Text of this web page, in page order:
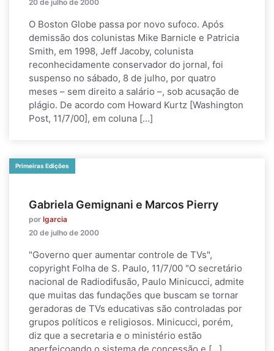
20 de julho de 2000
O Boston Globe passa por novo sufoco. Após
demissão dos colunistas Mike Barnicle e Patricia
Smith, em 1998, Jeff Jacoby, colunista
reconhecidamente conservador do jornal, foi
suspenso no sábado, 8 de julho, por quatro
meses – sem direito a salário –, sob acusação de
plágio. De acordo com Howard Kurtz [Washington
Post, 11/7/00], em coluna […]
Primeiras Edições
Gabriela Gemignani e Marcos Pierry
por lgarcia
20 de julho de 2000
"Governo quer aumentar controle de TVs",
copyright Folha de S. Paulo, 11/7/00 "O secretário
nacional de Radiodifusão, Paulo Minicucci, admite
que muitas das fundações que buscam se tornar
geradoras de TVs educativas são controladas por
grupos políticos e religiosos. Minicucci, porém,
diz que a secretaria e o ministério estão